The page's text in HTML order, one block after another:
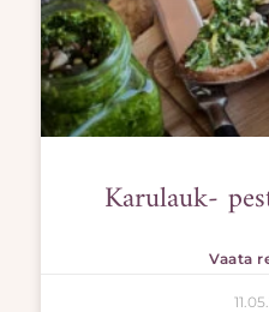
Karulauk-
Vaata